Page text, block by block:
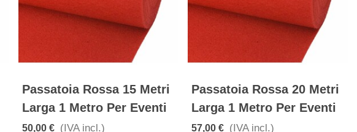
Passatoia Rossa 15 Metri
Larga 1 Metro Per Eventi
50,00 € (IVA incl.)
Passatoia Rossa 20 Metri
Larga 1 Metro Per Eventi
57,00 € (IVA incl.)